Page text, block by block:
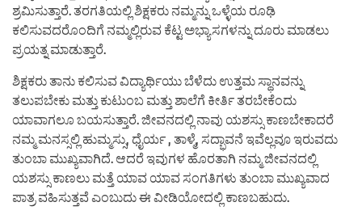
ಶ್ರಮಿಸುತ್ತಾರೆ. ತರಗತಿಯಲ್ಲಿ ಶಿಕ್ಷಕರು ನಮ್ಮನ್ನು ಒಳ್ಳೆಯ ರೂಢಿ
ಕಲಿಸುವದರೊಂದಿಗೆ ನಮ್ಮಲ್ಲಿರುವ ಕೆಟ್ಟ ಅಭ್ಯಾಸಗಳನ್ನು ದೂರು ಮಾಡಲು
ಪ್ರಯತ್ನ ಮಾಡುತ್ತಾರೆ.
ಶಿಕ್ಷಕರು ತಾನು ಕಲಿಸುವ ವಿದ್ಯಾರ್ಥಿಯು ಬೆಳೆದು ಉತ್ತಮ ಸ್ಥಾನವನ್ನು
ತಲುಪಬೇಕು ಮತ್ತು ಕುಟುಂಬ ಮತ್ತು ಶಾಲೆಗೆ ಕೀರ್ತಿ ತರಬೇಕೆಂದು
ಯಾವಾಗಲೂ ಬಯಸುತ್ತಾರೆ. ಜೀವನದಲ್ಲಿ ನಾವು ಯಶಸ್ಸು ಕಾಣಬೇಕಾದರೆ
ನಮ್ಮ ಮನಸ್ಸಲ್ಲಿ ಹುಮ್ಮಸ್ಸು, ಧೈರ್ಯ , ತಾಳ್ಮೆ, ಸದ್ಭಾವನೆ ಇವೆಲ್ಲವೂ ಇರುವದು
ತುಂಬಾ ಮುಖ್ಯವಾಗಿದೆ. ಆದರೆ ಇವುಗಳ ಹೊರತಾಗಿ ನಮ್ಮ ಜೀವನದಲ್ಲಿ
ಯಶಸ್ಸು ಕಾಣಲು ಮತ್ತೆ ಯಾವ ಯಾವ ಸಂಗತಿಗಳು ತುಂಬಾ ಮುಖ್ಯವಾದ
ಪಾತ್ರ ವಹಿಸುತ್ತವೆ ಎಂಬುದು ಈ ವೀಡಿಯೋದಲ್ಲಿ ಕಾಣಬಹುದು.